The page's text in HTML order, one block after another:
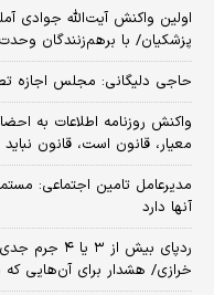
اولین واکنش آیت‌الله جوادی
پزشکیان/ با برهم‌زنندگان
حاجی دلیگانی: مجلس اجازه
واکنش روزنامه اطلاعات به
معیار، قانون است، قانون
مدیرعامل تامین اجتماعی:
آنها دارد
ردپای بیش
خرازی/ هشدار برای آن‌هایی که می‌خواهند به